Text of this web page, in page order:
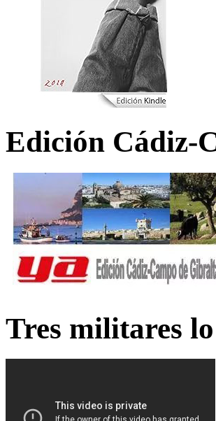
Edición Cádiz-
Tres militares